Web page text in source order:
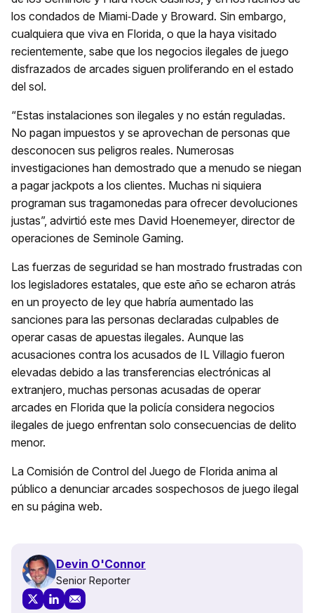
los condados de Miami‑Dade y Broward. Sin embargo,
cualquiera que viva en Florida, o que la haya visitado
recientemente, sabe que los negocios ilegales de juego
disfrazados de arcades siguen proliferando en el estado
del sol.
“Estas instalaciones son ilegales y no están reguladas.
No pagan impuestos y se aprovechan de personas que
desconocen sus peligros reales. Numerosas
investigaciones han demostrado que a menudo se niegan
a pagar jackpots a los clientes. Muchas ni siquiera
programan sus tragamonedas para ofrecer devoluciones
justas”, advirtió este mes David Hoenemeyer, director de
operaciones de Seminole Gaming.
Las fuerzas de seguridad se han mostrado frustradas con
los legisladores estatales, que este año se echaron atrás
en un proyecto de ley que habría aumentado las
sanciones para las personas declaradas culpables de
operar casas de apuestas ilegales. Aunque las
acusaciones contra los acusados de IL Villagio fueron
elevadas debido a las transferencias electrónicas al
extranjero, muchas personas acusadas de operar
arcades en Florida que la policía considera negocios
ilegales de juego enfrentan solo consecuencias de delito
menor.
La Comisión de Control del Juego de Florida anima al
público a denunciar arcades sospechosos de juego ilegal
en su página web.
Devin O'Connor
Senior Reporter